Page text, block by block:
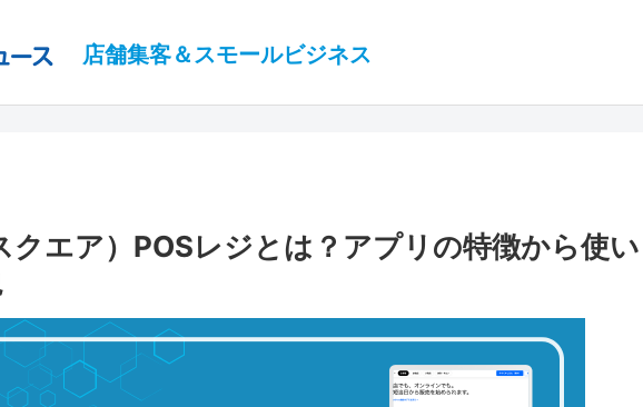
店舗集客＆スモールビジネス
クエア）POSレジとは？アプリの特徴から使い